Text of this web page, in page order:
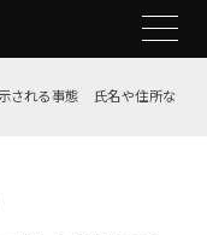
示される事態 氏名や住所な